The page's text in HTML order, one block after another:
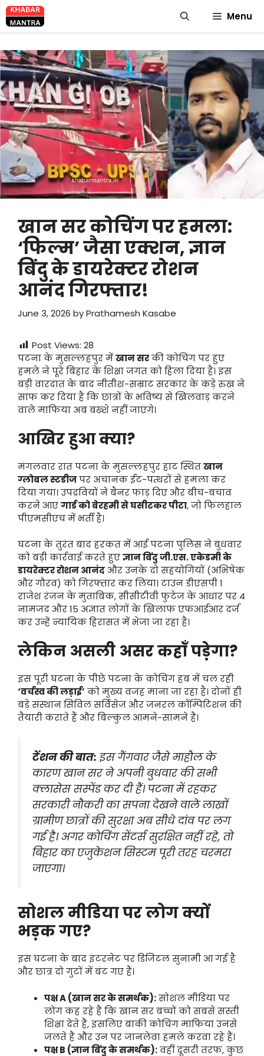
Skip
to
content
Menu
खान सर कोचिंग पर हमला:
‘फिल्म’ जैसा एक्शन, ज्ञान
बिंदु के डायरेक्टर रोशन
आनंद गिरफ्तार!
June 3, 2026 byPrathamesh Kasabe
Post Views: 28
पटना के मुसल्लहपुर मेंखान सरकी कोचिंग पर हुए
हमले ने पूरे बिहार के शिक्षा जगत को हिला दिया है। इस
बड़ी वारदात के बाद नीतीश-सम्राट सरकार के कड़े रुख ने
साफ कर दिया है कि छात्रों के भविष्य से खिलवाड़ करने
वाले माफिया अब बख्शे नहीं जाएंगे।
आखिर हुआ क्या?
मंगलवार रात पटना के मुसल्लहपुर हाट स्थितखान
ग्लोबल स्टडीजपर अचानक ईंट-पत्थरों से हमला कर
दिया गया। उपद्रवियों ने बैनर फाड़ दिए और बीच-बचाव
करने आएगार्ड को बेरहमी से घसीटकर पीटा, जो फिलहाल
पीएमसीएच में भर्ती है।
घटना के तुरंत बाद हरकत में आई पटना पुलिस ने बुधवार
को बड़ी कार्रवाई करते हुएज्ञान बिंदु जी.एस. एकेडमी के
डायरेक्टर रोशन आनंदऔर उनके दो सहयोगियों (अभिषेक
और गौरव) को गिरफ्तार कर लिया। टाउन डीएसपी 1
राजेश रंजन के मुताबिक, सीसीटीवी फुटेज के आधार पर 4
नामजद और 15 अज्ञात लोगों के खिलाफ एफआईआर दर्ज
कर उन्हें न्यायिक हिरासत में भेजा जा रहा है।
लेकिन असली असर कहाँ पड़ेगा?
इस पूरी घटना के पीछे पटना के कोचिंग हब में चल रही
‘वर्चस्व की लड़ाई’ को मुख्य वजह माना जा रहा है। दोनों ही
बड़े संस्थान सिविल सर्विसेज और जनरल कॉम्पिटिशन की
तैयारी कराते हैं और बिल्कुल आमने-सामने हैं।
टेंशन की बात: इस गैंगवार जैसे माहौल के
कारण खान सर ने अपनी बुधवार की सभी
क्लासेस सस्पेंड कर दी हैं। पटना में रहकर
सरकारी नौकरी का सपना देखने वाले लाखों
ग्रामीण छात्रों की सुरक्षा अब सीधे दांव पर लग
गई है। अगर कोचिंग सेंटर्स सुरक्षित नहीं रहे, तो
बिहार का एजुकेशन सिस्टम पूरी तरह चरमरा
जाएगा।
सोशल मीडिया पर लोग क्यों
भड़क गए?
इस घटना के बाद इंटरनेट पर डिजिटल सुनामी आ गई है
और छात्र दो गुटों में बंट गए हैं।
पक्ष A (खान सर के समर्थक):सोशल मीडिया पर
लोग कह रहे हैं कि खान सर बच्चों को सबसे सस्ती
शिक्षा देते हैं, इसलिए बाकी कोचिंग माफिया उनसे
जलते हैं और उन पर जानलेवा हमले करवा रहे हैं।
पक्ष B (ज्ञान बिंदु के समर्थक):वहीं दूसरी तरफ, कुछ